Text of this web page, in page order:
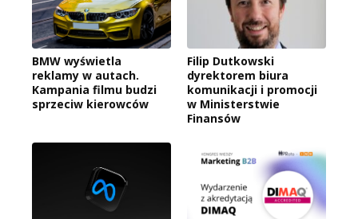
BMW wyświetla
reklamy w autach.
Kampania filmu budzi
sprzeciw kierowców
Filip Dutkowski
dyrektorem biura
komunikacji i promocji
w Ministerstwie
Finansów